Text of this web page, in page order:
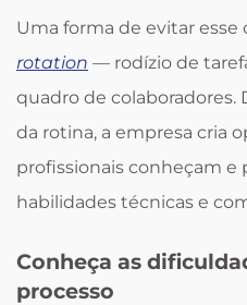
Uma forma de evitar esse
rotation — rodízio de
quadro de colaboradores.
da rotina, a empresa cria
profissionais conheçam e
habilidades técnicas e
Conheça as
processo